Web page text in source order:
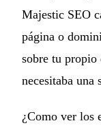
Majestic SEO
página o
sobre tu propio
necesitaba una
¿Como ver los